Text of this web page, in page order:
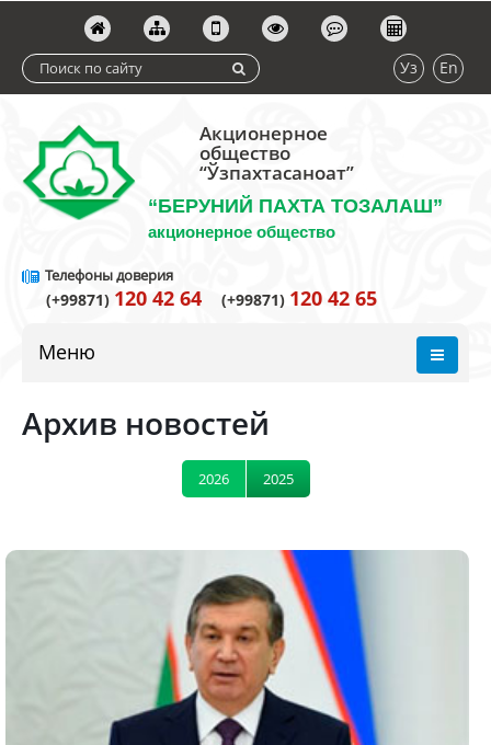
Уз En
Акционерное
общество
“Ўзпахтасаноат”
“БЕРУНИЙ ПАХТА ТОЗАЛАШ”
акционерное общество
Телефоны доверия
(+99871) 120 42 64 (+99871) 120 42 65
Меню
Архив новостей
2026 2025